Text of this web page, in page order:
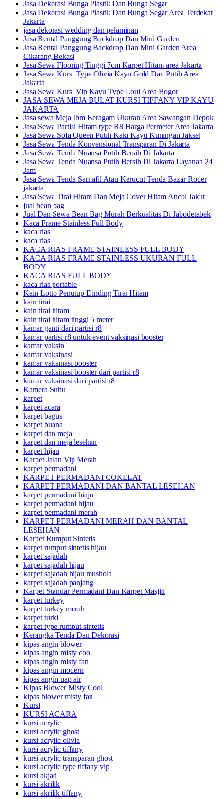
Jasa Dekorasi Bunga Plastik Dan Bunga Segar
Jasa Dekorasi Bunga Plastik Dan Bunga Segar Area Terdekat
Jakarta
jasa dekorasi wedding dan pelaminan
Jasa Rental Panggung Backdrop Dan Mini Garden
Jasa Rental Panggung Backdrop Dan Mini Garden Area
Cikarang Bekasi
Jasa Sewa Flooring Tinggi 7cm Karpet Hitam area Jakarta
Jasa Sewa Kursi Type Olivia Kayu Gold Dan Putih Area
Jakarta
Jasa Sewa Kursi Vip Kayu Type Loui Area Bogor
JASA SEWA MEJA BULAT KURSI TIFFANY VIP KAYU
JAKARTA
Jasa sewa Meja Ibm Beragam Ukuran Area Sawangan Depok
Jasa Sewa Partisi Hitam type R8 Harga Permeter Area Jakarta
Jasa Sewa Sofa Queen Putih Kaki Kayu Kuningan Jaksel
Jasa Sewa Tenda Konvensional Transparan Di Jakarta
Jasa Sewa Tenda Nuansa Putih Bersih Di Jakarta
Jasa Sewa Tenda Nuansa Putih Bersih Di Jakarta Layanan 24
Jam
Jasa Sewa Tenda Sarnafil Atau Kerucut Tenda Bazar Roder
jakarta
Jasa Sewa Tirai Hitam Dan Meja Cover Hitam Ancol Jakut
jual bean bag
Jual Dan Sewa Bean Bag Murah Berkualitas Di Jabodetabek
Kaca Frame Stainless Full Body
kaca rias
kaca rias
KACA RIAS FRAME STAINLESS FULL BODY
KACA RIAS FRAME STAINLESS UKURAN FULL
BODY
KACA RIAS FULL BODY
kaca rias portable
Kain Lotto Penutup Dinding Tirai Hitam
kain tirai
kain tirai hitam
kain tirai hitam tinggi 5 meter
kamar ganti dari partisi r8
kamar partisi r8 untuk event vaksinasi booster
kamar vaksin
kamar vaksinasi
kamar vaksinasi booster
kamar vaksinasi booster dari partisi r8
kamar vaksinasi dari partisi r8
Kamera Suhu
karpet
karpet acara
karpet bagus
karpet buana
karpet dan meja
karpet dan meja lesehan
karpet hijau
Karpet Jalan Vip Merah
karpet permadani
KARPET PERMADANI COKELAT
KARPET PERMADANI DAN BANTAL LESEHAN
karpet permadani hiaju
karpet permadani hijau
karpet permadani merah
KARPET PERMADANI MERAH DAN BANTAL
LESEHAN
Karpet Rumput Sintetis
karpet rumput sintetis hijau
karpet sajadah
karpet sajadah hijau
karpet sajadah hijau mushola
karpet sajadah panjang
Karpet Standar Permadani Dan Karpet Masjid
karpet turkey
karpet turkey merah
karpet turki
karpet type rumput sintetis
Kerangka Tenda Dan Dekorasi
kipas angin blower
kipas angin misty cool
kipas angin misty fan
kipas angin modern
kipas angin uap air
Kipas Blower Misty Cool
kipas blower misty fan
Kursi
KURSI ACARA
kursi acrylic
kursi acrylic ghost
kursi acrylic olivia
kursi acrylic tiffany
kursi acrylic transparan ghost
kursi acrylic type tiffany vip
kursi akjad
kursi akrilik
kursi akrilik tiffany